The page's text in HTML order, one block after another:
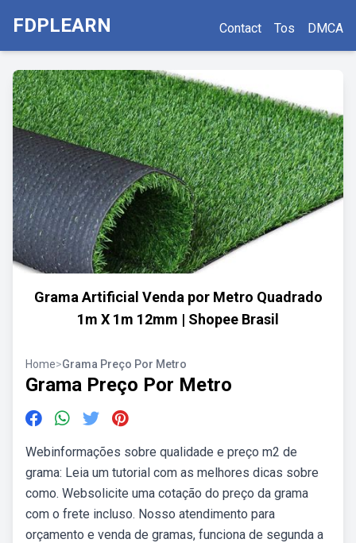
FDPLEARN Contact Tos DMCA
Grama Artificial Venda por Metro Quadrado
1m X 1m 12mm | Shopee Brasil
Home>Grama Preço Por Metro
Grama Preço Por Metro
Webinformações sobre qualidade e preço m2 de
grama: Leia um tutorial com as melhores dicas sobre
como. Websolicite uma cotação do preço da grama
com o frete incluso. Nosso atendimento para
orçamento e venda de gramas, funciona de segunda a